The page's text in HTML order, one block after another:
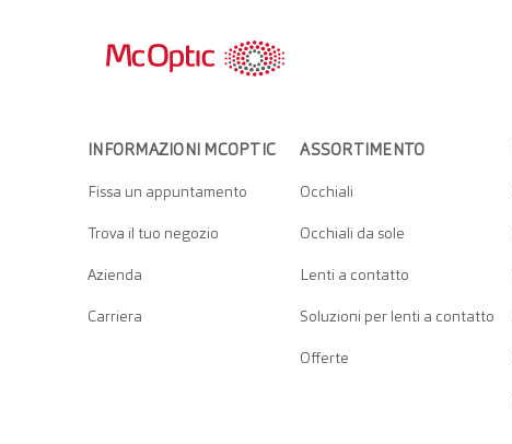
INFORMAZIONI MCOPTIC
Fissa un appuntamento
Trova il tuo negozio
Azienda
Carriera
ASSORTIMENTO
Occhiali
Occhiali da sole
Lenti a contatto
Soluzioni per lenti a contatto
Offerte